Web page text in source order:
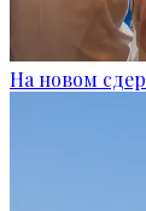
На новом